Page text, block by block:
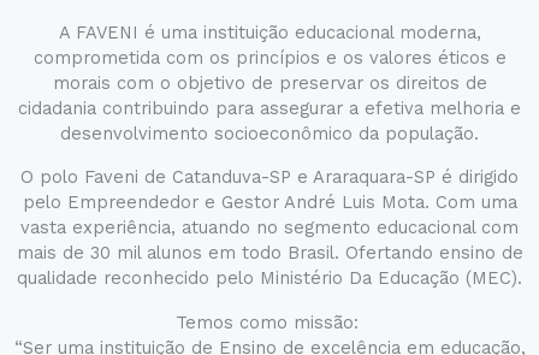
A FAVENI é uma instituição educacional moderna,
comprometida com os princípios e os valores éticos e
morais com o objetivo de preservar os direitos de
cidadania contribuindo para assegurar a efetiva melhoria e
desenvolvimento socioeconômico da população.
O polo Faveni de Catanduva-SP e Araraquara-SP é dirigido
pelo Empreendedor e Gestor André Luis Mota. Com uma
vasta experiência, atuando no segmento educacional com
mais de 30 mil alunos em todo Brasil. Ofertando ensino de
qualidade reconhecido pelo Ministério Da Educação (MEC).
Temos como missão:
“Ser uma instituição de Ensino de excelência em educação,